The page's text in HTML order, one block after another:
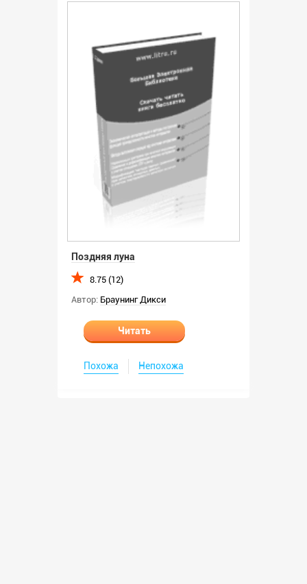
Поздняя луна
8.75 (12)
Автор: Браунинг Дикси
Читать
Похожа Непохожа